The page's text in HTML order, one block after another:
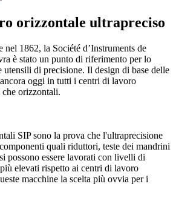
orizzontale ultrapreciso
nel 1862, la Société d’Instruments de
è stato un punto di riferimento per lo
utensili di precisione. Il design di base delle
oggi in tutti i centri di lavoro
orizzontali.
SIP sono la prova che l'ultraprecisione
quali riduttori, teste dei mandrini
possono essere lavorati con livelli di
elevati rispetto ai centri di lavoro
macchine la scelta più ovvia per i